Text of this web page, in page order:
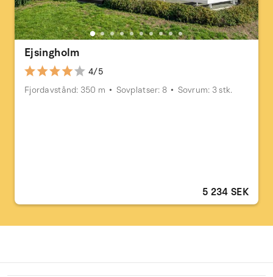
Ejsingholm
4/5
Fjordavstånd: 350 m
Sovplatser: 8 Sovrum: 3 stk.
5 234 SEK